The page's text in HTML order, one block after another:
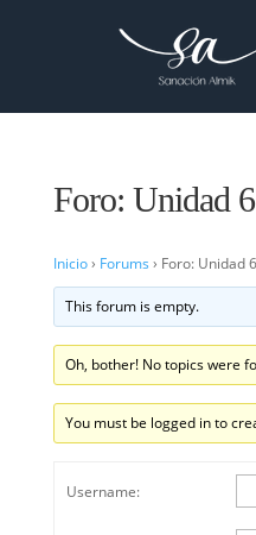
Foro: Unidad
Inicio› Forums › Foro: Unidad
This forum is empty.
Oh, bother! No topics were
You must be logged in to
Username: